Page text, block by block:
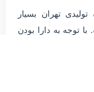
تهران بسیار
توجه به دارا بودن